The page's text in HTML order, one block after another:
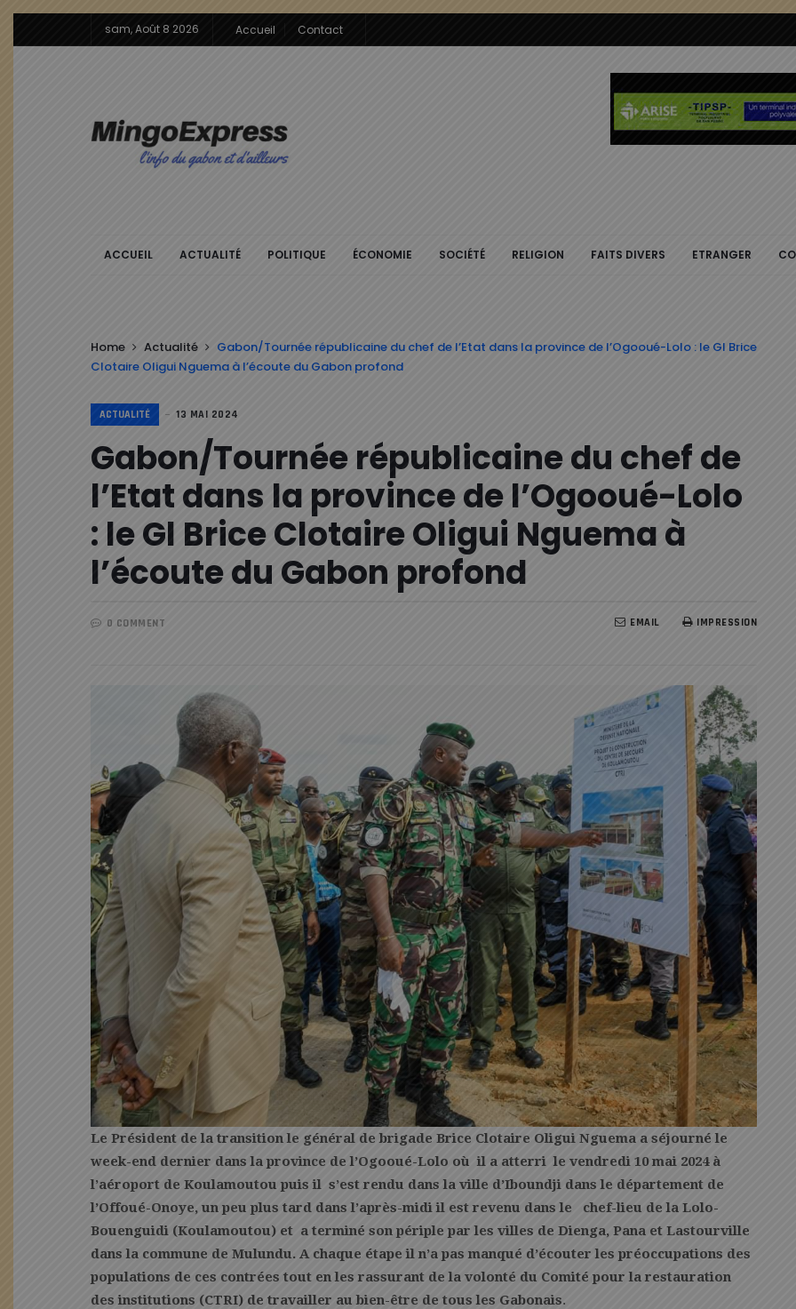
sam, Août 8 2026 Accueil Contact
ACCUEIL ACTUALITÉ POLITIQUE ÉCONOMIE SOCIÉTÉ RELIGION FAITS DIVERS ETRANGER
Home Actualité
Gabon/Tournée républicaine du chef de l’Etat dans la province de l’Ogooué-Lolo : le Gl Brice
Clotaire Oligui Nguema à l’écoute du Gabon profond
ACTUALITÉ 13 MAI 2024
Gabon/Tournée républicaine du chef de
l’Etat dans la province de l’Ogooué-Lolo
: le Gl Brice Clotaire Oligui Nguema à
l’écoute du Gabon profond
0 COMMENT IMPRESSION
EMAIL
Le Président de la transition le général de brigade Brice Clotaire Oligui Nguema a séjourné le
week-end dernier dans la province de l’Ogooué-Lolo où il a atterri le vendredi 10 mai 2024 à
l’aéroport de Koulamoutou puis il s’est rendu dans la ville d’Iboundji dans le département de
l’Offoué-Onoye, un peu plus tard dans l’après-midi il est revenu dans le chef-lieu de la Lolo-
Bouenguidi (Koulamoutou) et a terminé son périple par les villes de Dienga, Pana et Lastourville
dans la commune de Mulundu. A chaque étape il n’a pas manqué d’écouter les préoccupations des
populations de ces contrées tout en les rassurant de la volonté du Comité pour la restauration
des institutions (CTRI) de travailler au bien-être de tous les Gabonais.